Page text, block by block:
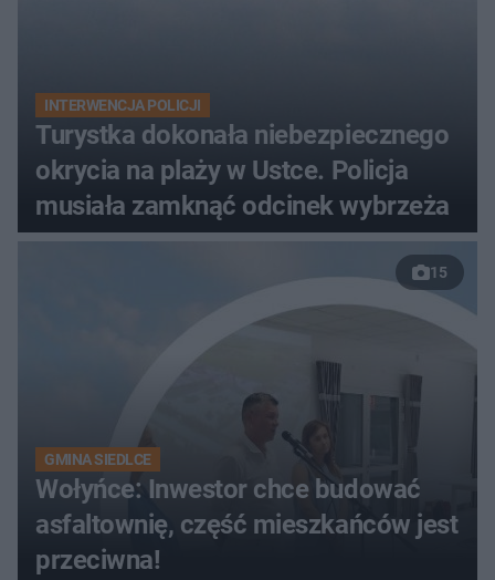
INTERWENCJA POLICJI
Turystka dokonała niebezpiecznego
okrycia na plaży w Ustce. Policja
musiała zamknąć odcinek wybrzeża
15
GMINA SIEDLCE
Wołyńce: Inwestor chce budować
asfaltownię, część mieszkańców jest
przeciwna!